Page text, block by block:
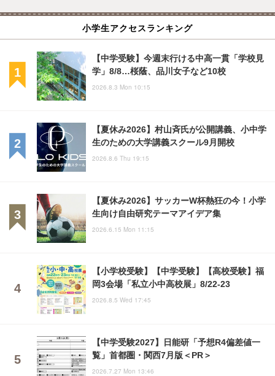
小学生アクセスランキング
【中学受験】今週末行ける中高一貫「学校見
学」8/8…桜蔭、品川女子など10校
2026.8.3 Mon 10:15
【夏休み2026】村山斉氏が公開講義、小中学
生のための大学講義スクール9月開校
2026.8.6 Thu 19:15
【夏休み2026】サッカーW杯熱狂の今！小学
生向け自由研究テーマアイデア集
2026.6.15 Mon 11:15
【小学校受験】【中学受験】【高校受験】福
岡3会場「私立小中高校展」8/22-23
2026.8.5 Wed 17:45
【中学受験2027】日能研「予想R4偏差値一
覧」首都圏・関西7月版＜PR＞
2026.7.27 Mon 13:46